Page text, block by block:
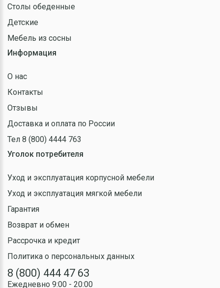
Столы обеденные
Детские
Мебель из сосны
Информация
О нас
Контакты
Отзывы
Доставка и оплата по России
Тел 8 (800) 4444 763
Уголок потребителя
Уход и эксплуатация корпусной мебели
Уход и эксплуатация мягкой мебели
Гарантия
Возврат и обмен
Рассрочка и кредит
Политика о персональных данных
8 (800) 444 47 63
Ежедневно 9:00 - 20:00